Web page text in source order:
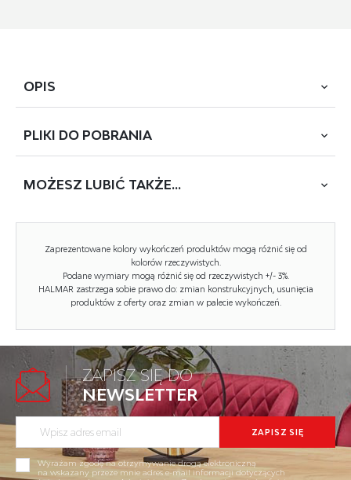
OPIS
wymiary: 164/215/111 cm, łóżko z szufladami, materiał:
orzech
Rodzaj: łóżko podwójne
Styl wykonania: klasyczny, skandynawski
Łóżko rodzaj: tapicerowane
Przeznaczenie: sypialnia
Powierzchnia spania (materac): 160x200cm
Długość (zakres): 215
PLIKI DO POBRANIA
EVORA (DUKE 160)
Zaprezentowane kolory wykończeń produktów mogą różnić się od
kolorów rzeczywistych.
Podane wymiary mogą różnić się od rzeczywistych +/- 3%.
HALMAR zastrzega sobie prawo do: zmian konstrukcyjnych, usunięcia
produktów z oferty oraz zmian w palecie wykończeń.
MOŻESZ LUBIĆ TAKŻE...
POLARIS materac 160x200 cm
Kod towaru: V-MATERAC-POLARIS_160CM
Dostawa 2026-08-20
ZAPISZ SIĘ DO
NEWSLETTER
Wyrażam zgodę na otrzymywanie drogą elektroniczną
na wskazany przeze mnie adres e-mail informacji dotyczących